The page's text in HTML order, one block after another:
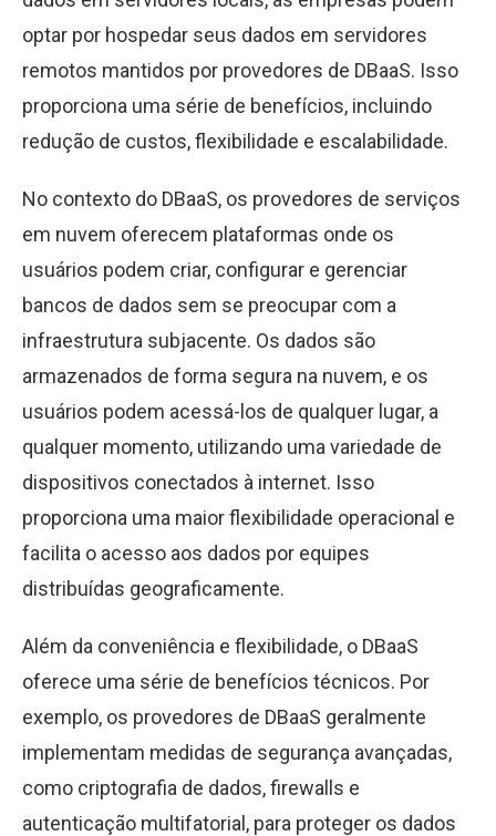
optar por hospedar seus dados em servidores
remotos mantidos por provedores de DBaaS. Isso
proporciona uma série de benefícios, incluindo
redução de custos, flexibilidade e escalabilidade.
No contexto do DBaaS, os provedores de serviços
em nuvem oferecem plataformas onde os
usuários podem criar, configurar e gerenciar
bancos de dados sem se preocupar com a
infraestrutura subjacente. Os dados são
armazenados de forma segura na nuvem, e os
usuários podem acessá-los de qualquer lugar, a
qualquer momento, utilizando uma variedade de
dispositivos conectados à internet. Isso
proporciona uma maior flexibilidade operacional e
facilita o acesso aos dados por equipes
distribuídas geograficamente.
Além da conveniência e flexibilidade, o DBaaS
oferece uma série de benefícios técnicos. Por
exemplo, os provedores de DBaaS geralmente
implementam medidas de segurança avançadas,
como criptografia de dados, firewalls e
autenticação multifatorial, para proteger os dados